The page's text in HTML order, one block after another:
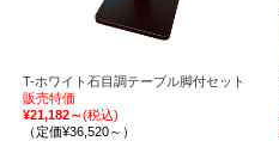
T-ホワイト石目調テーブル脚付セット
販売特価
¥21,182～(税込)
（定価¥36,520～）